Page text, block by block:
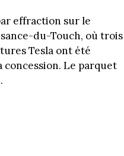
effraction sur le
du-Touch, où trois
Tesla ont été
Le parquet